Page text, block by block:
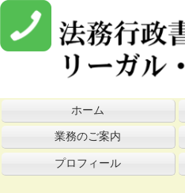
ホーム
業務のご案内
プロフィール